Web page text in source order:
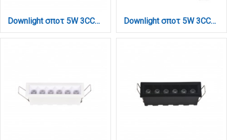
Downlight σποτ 5W 3CCT σε μαύρη απόχρωση (X00220B) Downlight σποτ 5W 3CCT σε μαύρη απόχρωση D: 4.1x6cm (X00360B)